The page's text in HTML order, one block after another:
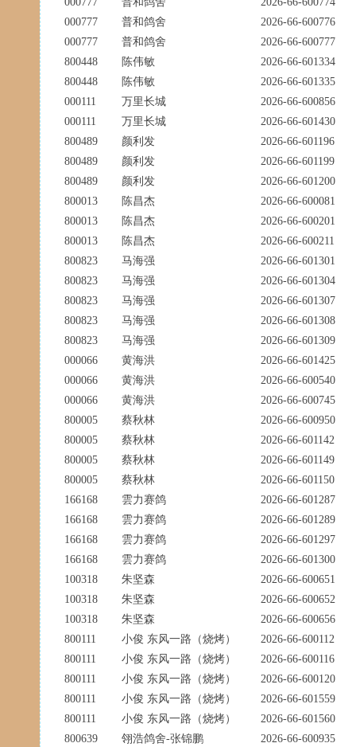
000777
普和鸽舍
2026-66-600776
000777
普和鸽舍
2026-66-600777
800448
陈伟敏
2026-66-601334
800448
陈伟敏
2026-66-601335
000111
万里长城
2026-66-600856
000111
万里长城
2026-66-601430
800489
颜利发
2026-66-601196
800489
颜利发
2026-66-601199
800489
颜利发
2026-66-601200
800013
陈昌杰
2026-66-600081
800013
陈昌杰
2026-66-600201
800013
陈昌杰
2026-66-600211
800823
马海强
2026-66-601301
800823
马海强
2026-66-601304
800823
马海强
2026-66-601307
800823
马海强
2026-66-601308
800823
马海强
2026-66-601309
000066
黄海洪
2026-66-601425
000066
黄海洪
2026-66-600540
000066
黄海洪
2026-66-600745
800005
蔡秋林
2026-66-600950
800005
蔡秋林
2026-66-601142
800005
蔡秋林
2026-66-601149
800005
蔡秋林
2026-66-601150
166168
雲力赛鸽
2026-66-601287
166168
雲力赛鸽
2026-66-601289
166168
雲力赛鸽
2026-66-601297
166168
雲力赛鸽
2026-66-601300
100318
朱坚森
2026-66-600651
100318
朱坚森
2026-66-600652
100318
朱坚森
2026-66-600656
800111
小俊 东风一路（烧烤）
2026-66-600112
800111
小俊 东风一路（烧烤）
2026-66-600116
800111
小俊 东风一路（烧烤）
2026-66-600120
800111
小俊 东风一路（烧烤）
2026-66-601559
800111
小俊 东风一路（烧烤）
2026-66-601560
800639
翎浩鸽舍-张锦鹏 2026-66-600935